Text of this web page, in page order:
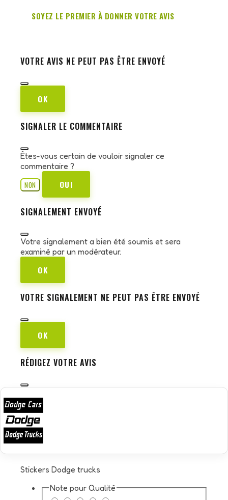
SOYEZ LE PREMIER À DONNER VOTRE AVIS
VOTRE AVIS NE PEUT PAS ÊTRE ENVOYÉ
OK
SIGNALER LE COMMENTAIRE
Êtes-vous certain de vouloir signaler ce
commentaire ?
NON
OUI
SIGNALEMENT ENVOYÉ
Votre signalement a bien été soumis et sera
examiné par un modérateur.
OK
VOTRE SIGNALEMENT NE PEUT PAS ÊTRE ENVOYÉ
OK
RÉDIGEZ VOTRE AVIS
Stickers Dodge trucks
Note pour Qualité